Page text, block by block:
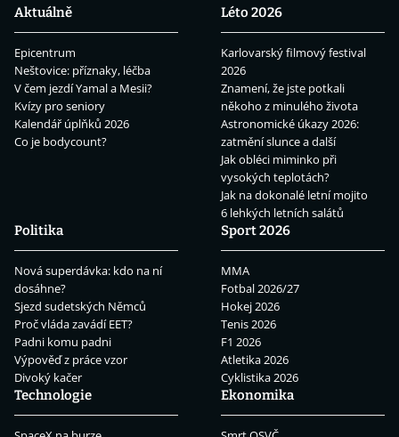
Aktuálně
Epicentrum
Neštovice: příznaky, léčba
V čem jezdí Yamal a Mesii?
Kvízy pro seniory
Kalendář úplňků 2026
Co je bodycount?
Léto 2026
Karlovarský filmový festival
2026
Znamení, že jste potkali
někoho z minulého života
Astronomické úkazy 2026:
zatmění slunce a další
Jak obléci miminko při
vysokých teplotách?
Jak na dokonalé letní mojito
6 lehkých letních salátů
Politika
Nová superdávka: kdo na ní
dosáhne?
Sjezd sudetských Němců
Proč vláda zavádí EET?
Padni komu padni
Výpověď z práce vzor
Divoký kačer
Sport 2026
MMA
Fotbal 2026/27
Hokej 2026
Tenis 2026
F1 2026
Atletika 2026
Cyklistika 2026
Technologie
Ekonomika